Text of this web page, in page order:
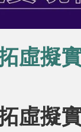
虛擬
虛擬